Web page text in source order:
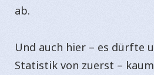
ab.
Und auch hier – es dürfte
Statistik von zuerst –